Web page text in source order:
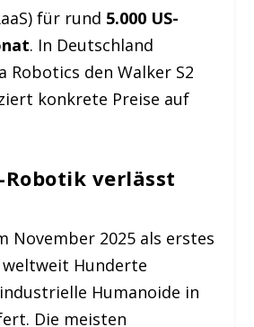
für rund 5.000 US-
. In Deutschland
den Walker S2
konkrete Preise auf
verlässt
November 2025 als erstes
Hunderte
Humanoide in
Die meisten